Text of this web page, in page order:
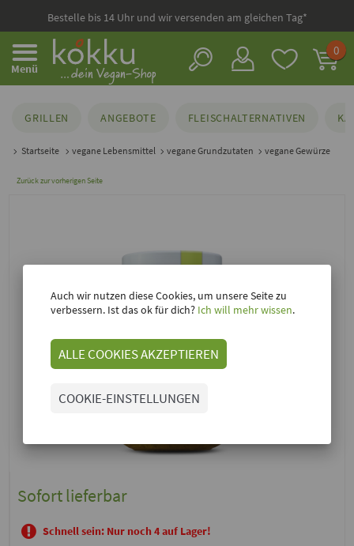
Bestelle bis 14 Uhr und wir versenden am gleichen Tag*
Menü
0
GRILLEN ANGEBOTE FLEISCHALTERNATIVEN
Startseite vegane Lebensmittel vegane Grundzutaten vegane Gewürze
Zurück zur vorherigen Seite
Sofort lieferbar
Schnell sein: Nur noch 4 auf Lager!
Auch wir nutzen diese Cookies, um unsere Seite zu
verbessern. Ist das ok für dich? Ich will mehr wissen.
ALLE COOKIES AKZEPTIEREN
COOKIE-EINSTELLUNGEN